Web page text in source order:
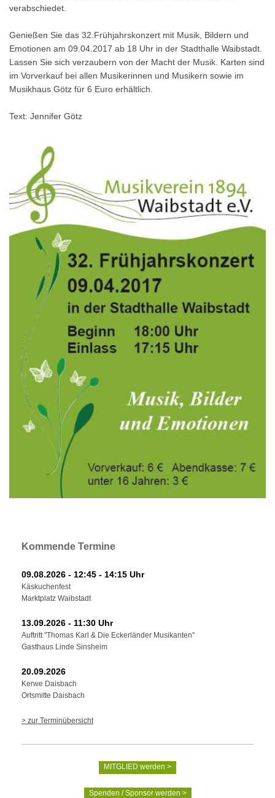
verabschiedet.
Genießen Sie das 32.Frühjahrskonzert mit Musik, Bildern und
Emotionen am 09.04.2017 ab 18 Uhr in der Stadthalle Waibstadt.
Lassen Sie sich verzaubern von der Macht der Musik. Karten sind
im Vorverkauf bei allen Musikerinnen und Musikern sowie im
Musikhaus Götz für 6 Euro erhältlich.
Text: Jennifer Götz
Kommende Termine
09.08.2026 - 12:45 - 14:15 Uhr
Käskuchenfest
Marktplatz Waibstadt
13.09.2026 - 11:30 Uhr
Auftritt "Thomas Karl & Die Eckerländer Musikanten"
Gasthaus Linde Sinsheim
20.09.2026
Kerwe Daisbach
Ortsmitte Daisbach
> zur Terminübersicht
MITGLIED werden >
Spenden / Sponsor werden >